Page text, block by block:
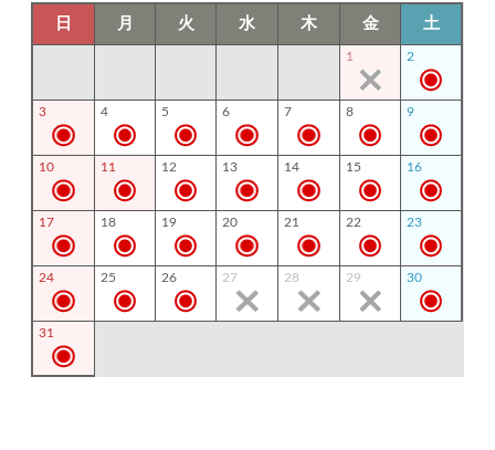
日 月 火 水 木 金 土
1 2
3 4 5 6 7 8 9
10 11 12 13 14 15 16
17 18 19 20 21 22 23
24 25 26 27 28 29 30
31